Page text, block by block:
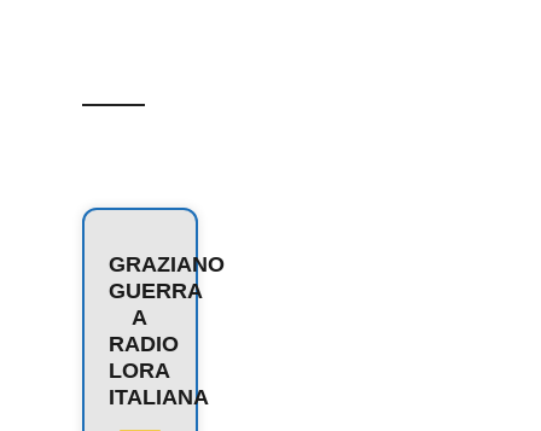
GRAZIANO
GUERRA
A
RADIO
LORA
ITALIANA